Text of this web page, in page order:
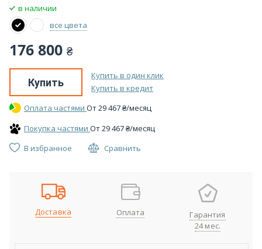
в наличии
все цвета
176 800 ₴
Купить
Купить в один клик
Купить в кредит
Оплата частями От29 467₴/месяц
Покупка частями От29 467₴/месяц
В избранное
Сравнить
Доставка Оплата
Гарантия
24 мес.